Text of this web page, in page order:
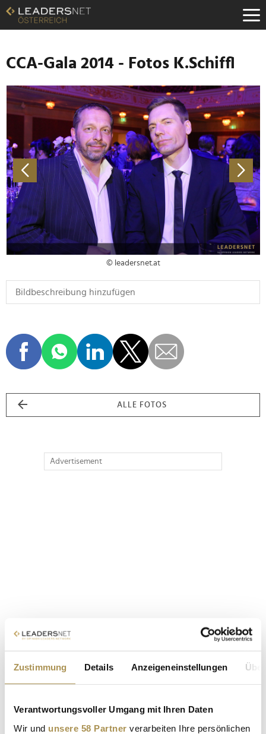
Zustimmung Details Anzeigeneinstellungen
Verantwortungsvoller Umgang mit Ihren Daten
Wir und unsere 58 Partner verarbeiten Ihre persönlichen
Zum
Inhalt
Zur
Navigation
Zur
Hauptnavigation
CCA-Gala 2014 - Fotos K.Schiffl
© leadersnet.at
ALLE FOTOS
Advertisement